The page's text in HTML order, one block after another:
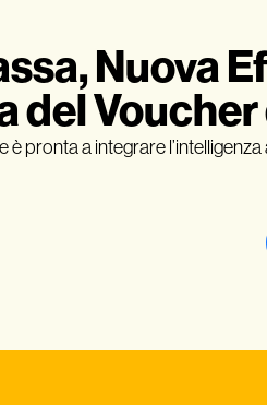
Nuova
del
pronta a integrare